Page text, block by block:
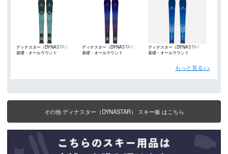
ディナスター（DYNASTAR）
基礎・オールラウンド
ディナスター（DYNASTAR）
基礎・オールラウンド
ディナスター（DYNASTAR）
基礎・オールラウンド
もっと見る>>
その他 ディナスター（DYNASTAR） スキー板 はこちら